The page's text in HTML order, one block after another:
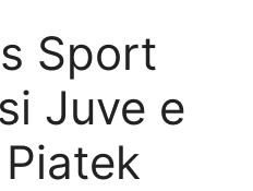
Sport
Juve e
Piatek